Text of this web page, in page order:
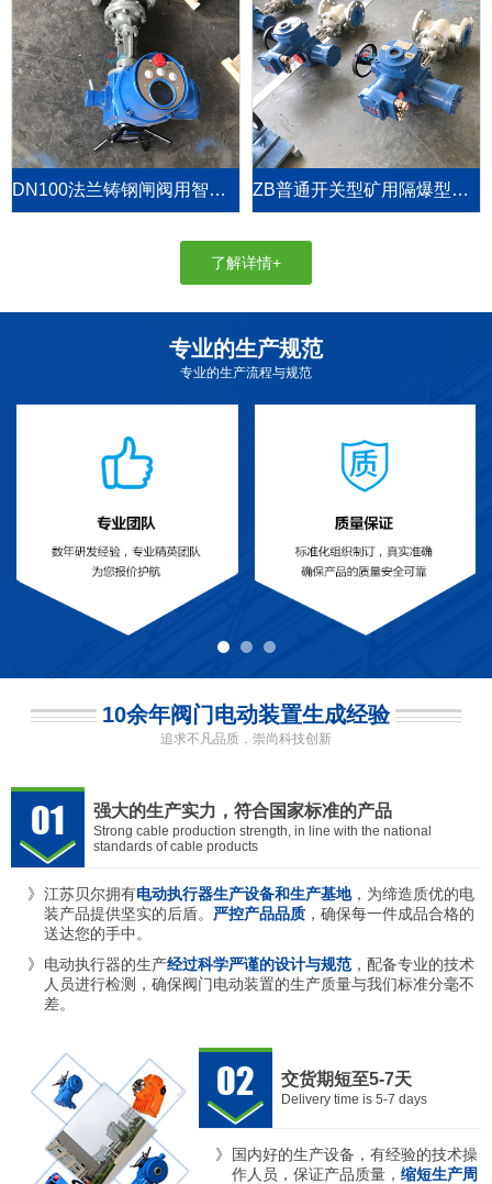
DN100法兰铸钢闸阀用智能整体型阀门电动执行器 ZB普通开关型矿用隔爆型阀门电动执行机构
了解详情+
专业的生产规范
专业的生产流程与规范
10余年阀门电动装置生成经验
追求不凡品质，崇尚科技创新
强大的生产实力，符合国家标准的产品
Strong cable production strength, in line with the national
standards of cable products
江苏贝尔拥有电动执行器生产设备和生产基地，为缔造质优的电
装产品提供坚实的后盾。 严控产品品质 ，确保每一件成品合格的
送达您的手中。
电动执行器的生产经过科学严谨的设计与规范 ，配备专业的技术
人员进行检测，确保阀门电动装置的生产质量与我们标准分毫不
差。
交货期短至5-7天
Delivery time is 5-7 days
国内好的生产设备，有经验的技术操
作人员，保证产品质量，缩短生产周